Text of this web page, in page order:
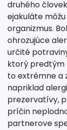
druhého
ejakuláte
organizmus.
ohrozujúce
určité
ktorý predtým
to extrémne a
napriklad
prezervatívy,
príčin
partnerove